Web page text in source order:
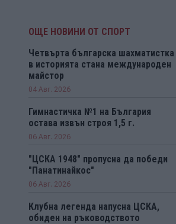
ОЩЕ НОВИНИ ОТ СПОРТ
Четвърта българска шахматистка
в историята стана международен
майстор
04 Авг. 2026
Гимнастичка №1 на България
остава извън строя 1,5 г.
06 Авг. 2026
"ЦСКА 1948" пропусна да победи
"Панатинайкос"
06 Авг. 2026
Клубна легенда напусна ЦСКА,
обиден на ръководството